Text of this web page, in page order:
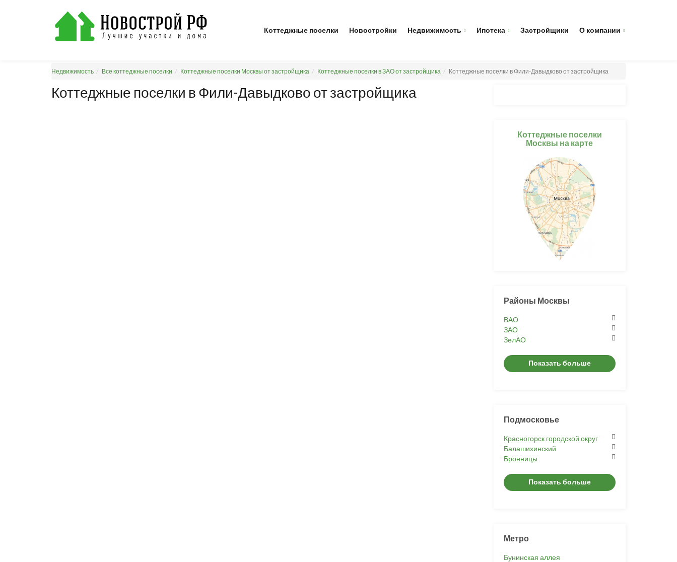
Коттеджные поселки Новостройки Недвижимость Ипотека Застройщики О компании
Недвижимость Все коттеджные поселки Коттеджные поселки Москвы от застройщика Коттеджные поселки в ЗАО от застройщика Коттеджные поселки в Фили-Давыдково от застройщика
Коттеджные поселки в Фили-Давыдково от застройщика
Коттеджные поселки
Москвы на карте
Районы Москвы
ВАО
ЗАО
ЗелАО
Показать больше
Подмосковье
Красногорск городской округ
Балашихинский
Бронницы
Показать больше
Метро
Бунинская аллея